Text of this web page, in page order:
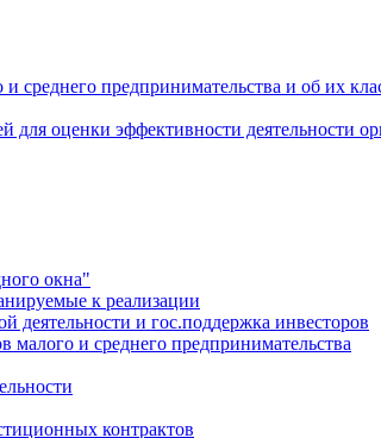
среднего предпринимательства и об их
для оценки эффективности деятельности
окна"
к реализации
и гос.поддержка инвесторов
малого и среднего предпринимательства
контрактов